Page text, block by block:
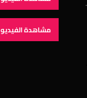
مشاهدة الفيديو